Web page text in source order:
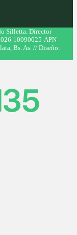
Silletta. Director
10090025-APN-
Bs. As. // Diseño: